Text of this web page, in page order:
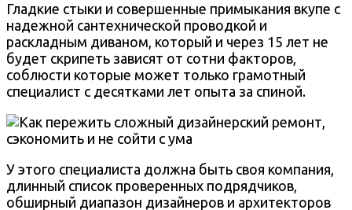
Гладкие стыки и совершенные примыкания вкупе с
надежной сантехнической проводкой и
раскладным диваном, который и через 15 лет не
будет скрипеть зависят от сотни факторов,
соблюсти которые может только грамотный
специалист с десятками лет опыта за спиной.
У этого специалиста должна быть своя компания,
длинный список проверенных подрядчиков,
обширный диапазон дизайнеров и архитекторов